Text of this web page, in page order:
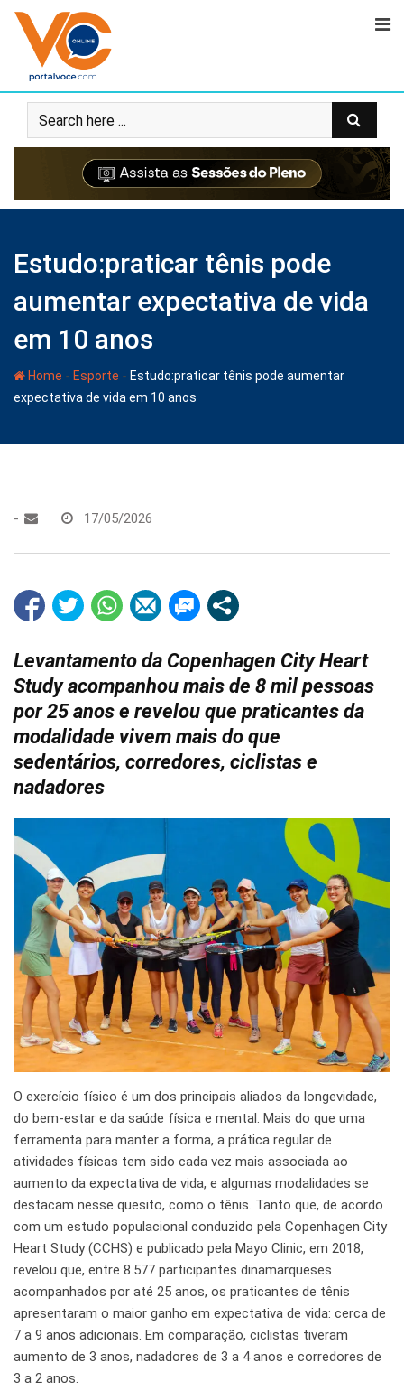
Estudo:praticar tênis pode
aumentar expectativa de vida
em 10 anos
Home - Esporte - Estudo:praticar tênis pode aumentar
expectativa de vida em 10 anos
- 17/05/2026
Levantamento da Copenhagen City Heart
Study acompanhou mais de 8 mil pessoas
por 25 anos e revelou que praticantes da
modalidade vivem mais do que
sedentários, corredores, ciclistas e
nadadores
O exercício físico é um dos principais aliados da longevidade,
do bem-estar e da saúde física e mental. Mais do que uma
ferramenta para manter a forma, a prática regular de
atividades físicas tem sido cada vez mais associada ao
aumento da expectativa de vida, e algumas modalidades se
destacam nesse quesito, como o tênis. Tanto que, de acordo
com um estudo populacional conduzido pela Copenhagen City
Heart Study (CCHS) e publicado pela Mayo Clinic, em 2018,
revelou que, entre 8.577 participantes dinamarqueses
acompanhados por até 25 anos, os praticantes de tênis
apresentaram o maior ganho em expectativa de vida: cerca de
7 a 9 anos adicionais. Em comparação, ciclistas tiveram
aumento de 3 anos, nadadores de 3 a 4 anos e corredores de
3 a 2 anos.